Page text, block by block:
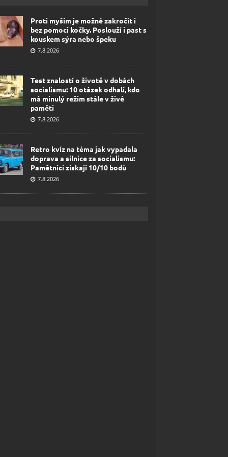
Proti myším je možné zakročit i
bez pomoci kočky. Poslouží i past s
kouskem sýra nebo špeku
7.8.2026
Test znalostí o životě v dobách
socialismu: 10 otázek odhalí, kdo
má minulý režim stále v živé
paměti
7.8.2026
Retro kvíz na téma jak vypadala
doprava a silnice za socialismu:
Pamětníci získají 10/10 bodů
7.8.2026